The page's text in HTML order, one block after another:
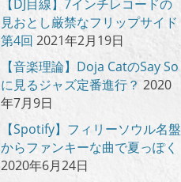
【DJ目線】7インチレコードの
見おとし厳禁なフリップサイド
第4回 2021年2月19日
【音楽理論】Doja CatのSay So
に見るジャズ定番進行？ 2020
年7月9日
【Spotify】フィリーソウル名盤
からファンキーな曲で夏っぽく
2020年6月24日